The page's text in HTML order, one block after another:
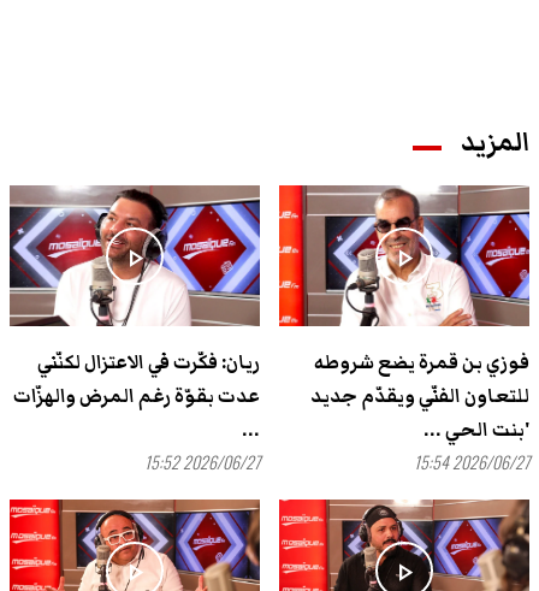
المزيد
play_arrow
فوزي بن قمرة يضع شروطه
للتعاون الفنّي ويقدّم جديد
'بنت الحي ...
2026/06/27 15:54
play_arrow
ريان: فكّرت في الاعتزال لكنّني
عدت بقوّة رغم المرض والهزّات
...
2026/06/27 15:52
play_arrow
play_arrow